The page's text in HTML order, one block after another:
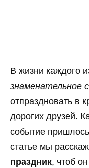
В жизни каждого
знаменательное
отпраздновать в
дорогих друзей.
событие
статье мы
праздник, чтоб